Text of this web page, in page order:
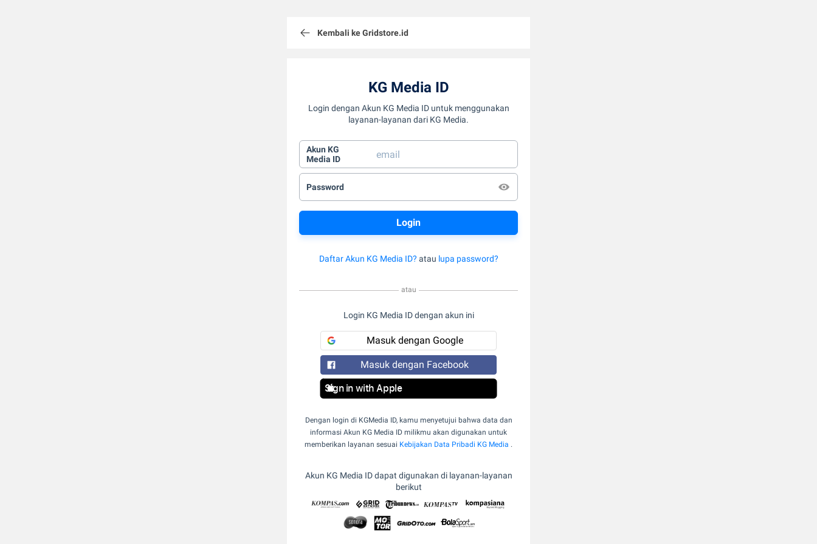
Kembali ke Gridstore.id
KG Media ID
Login dengan Akun KG Media ID untuk menggunakan
layanan-layanan dari KG Media.
Akun KG
Media ID
Password
Daftar Akun KG Media ID? atau lupa password?
atau
Login KG Media ID dengan akun ini
Masuk dengan Google
Masuk dengan Facebook
Sign in with Apple
Dengan login di KGMedia ID, kamu menyetujui bahwa data dan
informasi Akun KG Media ID milikmu akan digunakan untuk
memberikan layanan sesuai Kebijakan Data Pribadi KG Media .
Akun KG Media ID dapat digunakan di layanan-layanan
berikut